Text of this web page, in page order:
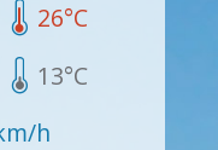
26°C
13°C
h